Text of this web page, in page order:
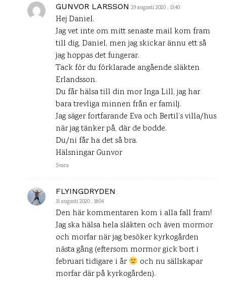
GUNVOR LARSSON 29 augusti 2020 , 13:40
Hej Daniel.
Jag vet inte om mitt senaste mail kom fram
till dig, Daniel, men jag skickar ännu ett så
jag hoppas det fungerar.
Tack för du förklarade angående släkten
Erlandsson.
Du får hälsa till din mor Inga Lill, jag har
bara trevliga minnen från er familj.
Jag säger fortfarande Eva och Bertil’s villa/hus
när jag tänker på, där de bodde.
Du/ni får ha det så bra.
Hälsningar Gunvor
Svara
FLYINGDRYDEN
31 augusti 2020 , 18:04
Den här kommentaren kom i alla fall fram!
Jag ska hälsa hela släkten och även mormor
och morfar när jag besöker kyrkogården
nästa gång (eftersom mormor gick bort i
februari tidigare i år
och nu sällskapar
morfar där på kyrkogården).